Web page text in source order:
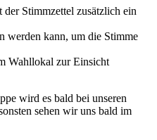
Stimmzettel zusätzlich ein
werden kann, um die Stimme
Wahllokal zur Einsicht
wird es bald bei unseren
sehen wir uns bald im